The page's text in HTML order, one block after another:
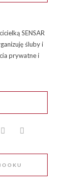
SENSAR
śluby i
prywatne i